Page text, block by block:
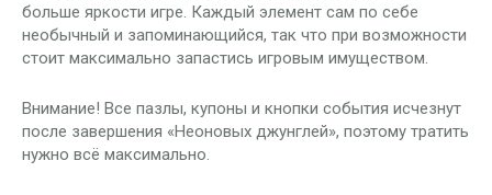
больше яркости игре. Каждый элемент сам по себе
необычный и запоминающийся, так что при возможности
стоит максимально запастись игровым имуществом.
Внимание! Все пазлы, купоны и кнопки события исчезнут
после завершения «Неоновых джунглей», поэтому тратить
нужно всё максимально.